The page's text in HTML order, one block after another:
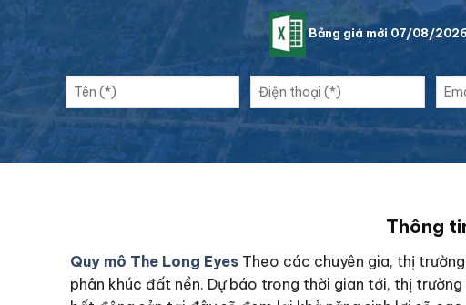
Bảng giá mới 07/08/2026
Thông
Quy mô The Long Eyes Theo các chuyên gia, thị
phân khúc đất nền. Dự báo trong thời gian tới, thị